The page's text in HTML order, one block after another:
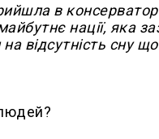
в
нації, яка
відсутність сну